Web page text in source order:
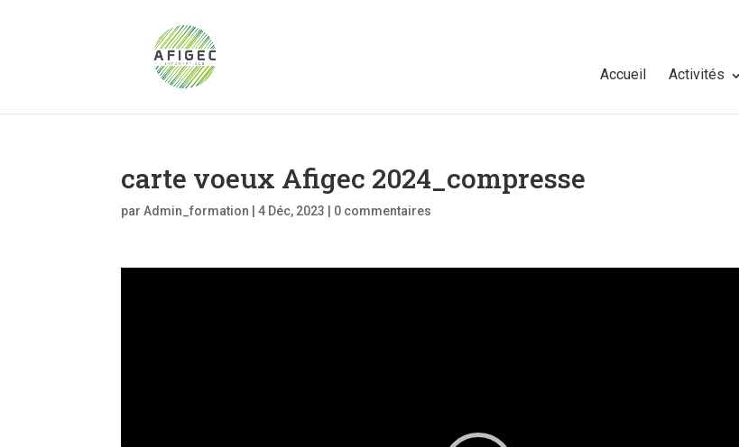
Accueil Activités
carte voeux Afigec 2024_compresse
parAdmin_formation |4 Déc, 2023 0 commentaires